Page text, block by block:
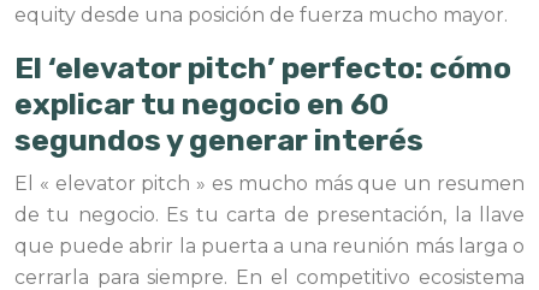
equity desde una posición de fuerza mucho mayor.
El ‘elevator pitch’ perfecto: cómo
explicar tu negocio en 60
segundos y generar interés
El « elevator pitch » es mucho más que un resumen
de tu negocio. Es tu carta de presentación, la llave
que puede abrir la puerta a una reunión más larga o
cerrarla para siempre. En el competitivo ecosistema